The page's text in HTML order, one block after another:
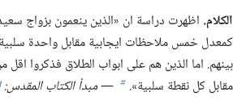
الكلام.‏ اظهرت دراسة ان «الذين ينعمون بزواج
كمعدل خمس ملاحظات ايجابية مقابل واحدة
مقابل كل نقطة سلبية».‏ b
—‏مبدأ الكتاب المقدس:‏